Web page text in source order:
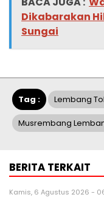
Dikabarakan
Sungai
Tag : Lembang
Musrembang
BERITA TERKAIT
Kamis, 6 Agustus 2026 -